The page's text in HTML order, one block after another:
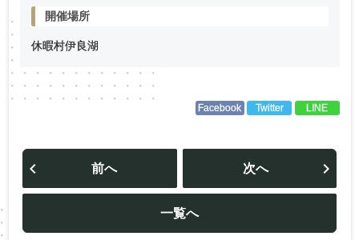
開催場所
休暇村伊良湖
Facebook Twitter LINE
投
ビ
ー
シ
ョ
前へ
一覧へ
次へ